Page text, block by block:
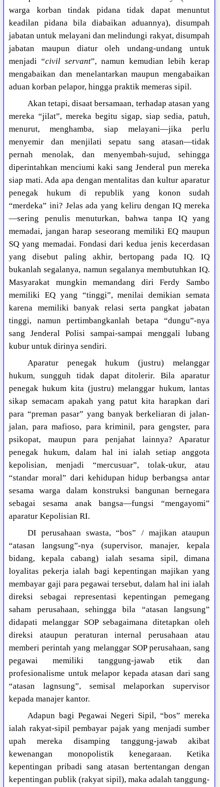
warga korban tindak pidana tidak dapat menuntut
keadilan pidana bila diabaikan aduannya), disumpah
jabatan untuk melayani dan melindungi rakyat, disumpah
jabatan maupun diatur oleh undang-undang untuk
menjadi “civil servant”, namun kemudian lebih kerap
mengabaikan dan menelantarkan maupun mengabaikan
aduan korban pelapor, hingga praktik memeras sipil.
Akan tetapi, disaat bersamaan, terhadap atasan yang
mereka “jilat”, mereka begitu sigap, siap sedia, patuh,
menurut, menghamba, siap melayani—jika perlu
menyemir dan menjilati sepatu sang atasan—tidak
pernah menolak, dan menyembah-sujud, sehingga
diperintahkan menciumi kaki sang Jenderal pun mereka
siap mati. Ada apa dengan mentalitas dan kultur aparatur
penegak hukum di republik yang konon sudah
“merdeka” ini? Jelas ada yang keliru dengan IQ mereka
—sering penulis menuturkan, bahwa tanpa IQ yang
memadai, jangan harap seseorang memiliki EQ maupun
SQ yang memadai. Fondasi dari kedua jenis kecerdasan
yang disebut paling akhir, bertopang pada IQ. IQ
bukanlah segalanya, namun segalanya membutuhkan IQ.
Masyarakat mungkin memandang diri Ferdy Sambo
memiliki EQ yang “tinggi”, menilai demikian semata
karena memiliki banyak relasi serta pangkat jabatan
tinggi, namun pertimbangkanlah betapa “dungu”-nya
sang Jenderal Polisi sampai-sampai menggali lubang
kubur untuk dirinya sendiri.
Aparatur penegak hukum (justru) melanggar
hukum, sungguh tidak dapat ditolerir. Bila aparatur
penegak hukum kita (justru) melanggar hukum, lantas
sikap semacam apakah yang patut kita harapkan dari
para “preman pasar” yang banyak berkeliaran di jalan-
jalan, para mafioso, para kriminil, para gengster, para
psikopat, maupun para penjahat lainnya? Aparatur
penegak hukum, dalam hal ini ialah setiap anggota
kepolisian, menjadi “mercusuar”, tolak-ukur, atau
“standar moral” dari kehidupan hidup berbangsa antar
sesama warga dalam konstruksi bangunan bernegara
sebagai sesama anak bangsa—fungsi “mengayomi”
aparatur Kepolisian RI.
DI perusahaan swasta, “bos” / majikan ataupun
“atasan langsung”-nya (supervisor, manajer, kepala
bidang, kepala cabang) ialah sesama sipil, dimana
loyalitas pekerja ialah bagi kepentingan majikan yang
membayar gaji para pegawai tersebut, dalam hal ini ialah
direksi sebagai representasi kepentingan pemegang
saham perusahaan, sehingga bila “atasan langsung”
didapati melanggar SOP sebagaimana ditetapkan oleh
direksi ataupun peraturan internal perusahaan atau
memberi perintah yang melanggar SOP perusahaan, sang
pegawai memiliki tanggung-jawab etik dan
profesionalisme untuk melapor kepada atasan dari sang
“atasan lagnsung”, semisal melaporkan supervisor
kepada manajer kantor.
Adapun bagi Pegawai Negeri Sipil, “bos” mereka
ialah rakyat-sipil pembayar pajak yang menjadi sumber
upah mereka disamping tanggung-jawab akibat
kewenangan monopolistik kenegaraan. Ketika
kepentingan pribadi sang atasan bertentangan dengan
kepentingan publik (rakyat sipil), maka adalah tanggung-